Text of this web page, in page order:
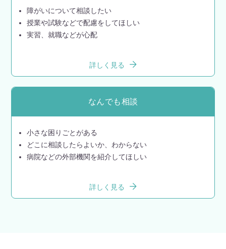
障がいについて相談したい
授業や試験などで配慮をしてほしい
実習、就職などが心配
詳しく見る
なんでも相談
小さな困りごとがある
どこに相談したらよいか、わからない
病院などの外部機関を紹介してほしい
詳しく見る